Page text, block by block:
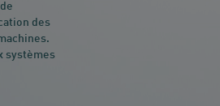
des
systèmes